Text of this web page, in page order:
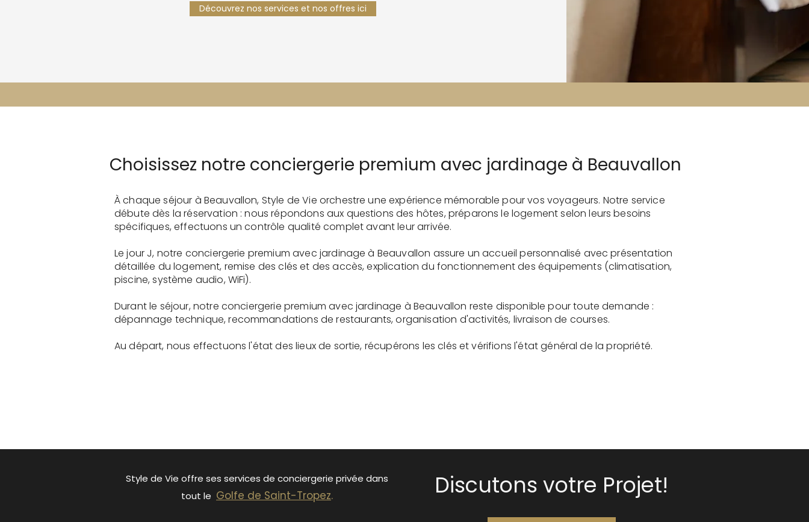
Découvrez nos services et nos offres ici
Choisissez notre conciergerie premium avec jardinage à Beauvallon
À chaque séjour à Beauvallon, Style de Vie orchestre une expérience mémorable pour vos voyageurs. Notre service
débute dès la réservation : nous répondons aux questions des hôtes, préparons le logement selon leurs besoins
spécifiques, effectuons un contrôle qualité complet avant leur arrivée.
Le jour J, notre conciergerie premium avec jardinage à Beauvallon assure un accueil personnalisé avec présentation
détaillée du logement, remise des clés et des accès, explication du fonctionnement des équipements (climatisation,
piscine, système audio, WiFi).
Durant le séjour, notre conciergerie premium avec jardinage à Beauvallon reste disponible pour toute demande :
dépannage technique, recommandations de restaurants, organisation d'activités, livraison de courses.
Au départ, nous effectuons l'état des lieux de sortie, récupérons les clés et vérifions l'état général de la propriété.
Style de Vie offre ses services de conciergerie privée dans
tout le Golfe de Saint-Tropez. Discutons votre Projet!